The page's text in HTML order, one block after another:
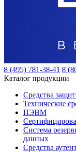
8 (495) 781-38-41 8
Каталог продукции
Средства
Технические
ПЭВМ
Система
данных
Средства